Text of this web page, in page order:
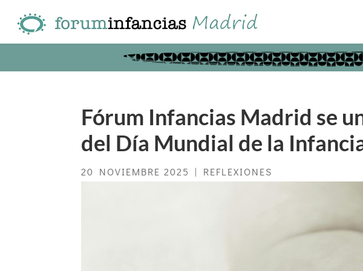
Fórum Infancias Madrid se
del Día Mundial de la
20 NOVIEMBRE 2025 | REFLEXIONES